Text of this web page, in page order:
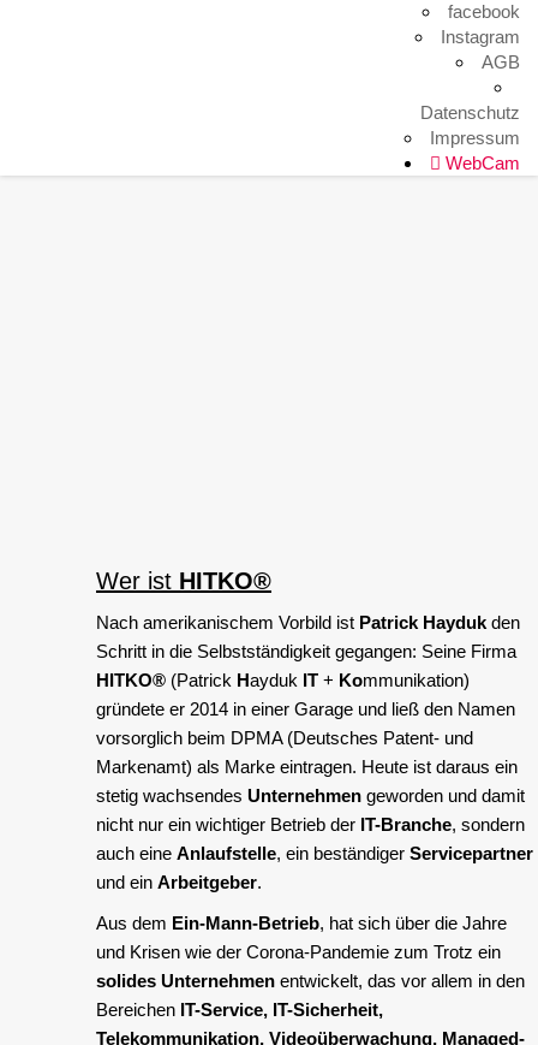
facebook
Instagram
AGB
Datenschutz
Impressum
WebCam
Wer ist HITKO®
Nach amerikanischem Vorbild ist Patrick Hayduk den
Schritt in die Selbstständigkeit gegangen: Seine Firma
HITKO® (Patrick Hayduk IT + Kommunikation)
gründete er 2014 in einer Garage und ließ den Namen
vorsorglich beim DPMA (Deutsches Patent- und
Markenamt) als Marke eintragen. Heute ist daraus ein
stetig wachsendes Unternehmen geworden und damit
nicht nur ein wichtiger Betrieb der IT-Branche, sondern
auch eine Anlaufstelle, ein beständiger Servicepartner
und ein Arbeitgeber.
Aus dem Ein-Mann-Betrieb, hat sich über die Jahre
und Krisen wie der Corona-Pandemie zum Trotz ein
solides Unternehmen entwickelt, das vor allem in den
Bereichen IT-Service, IT-Sicherheit,
Telekommunikation, Videoüberwachung, Managed-